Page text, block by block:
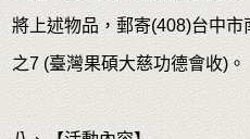
將上述物品，郵寄(408)台中
之7 (臺灣果碩大慈功德會收)。